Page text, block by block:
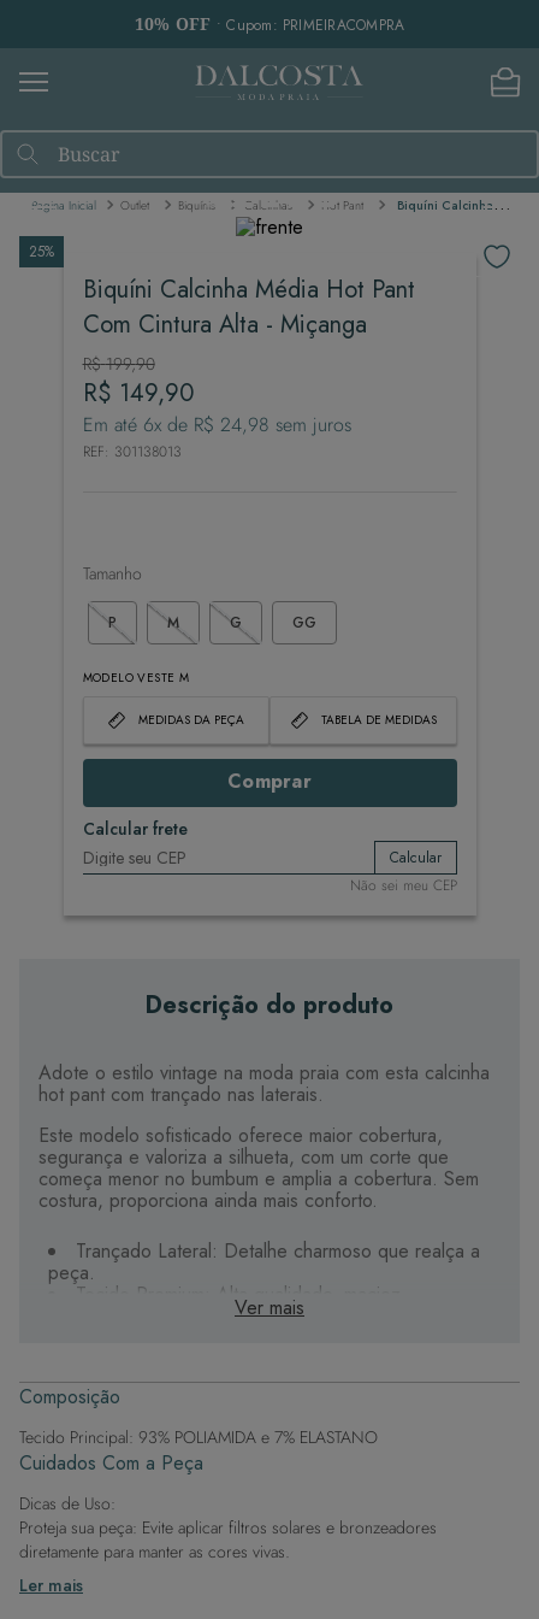
10% OFF • Cupom: PRIMEIRACOMPRA
Buscar
Outlet Biquínis Calcinhas Hot Pant Biquíni Calcinha Média Hot Pant Com Cintura Alta - Miçanga
25%
Biquíni Calcinha Média Hot Pant
Com Cintura Alta - Miçanga
R$ 199,90
R$ 149,90
Em até 6x de R$ 24,98 sem juros
REF: 301138013
Tamanho
P M G GG
MODELO VESTE M
MEDIDAS DA PEÇA TABELA DE MEDIDAS
Comprar
Calcular frete
Calcular
Não sei meu CEP
Descrição do produto
Adote o estilo vintage na moda praia com esta calcinha
hot pant com trançado nas laterais.
Este modelo sofisticado oferece maior cobertura,
segurança e valoriza a silhueta, com um corte que
começa menor no bumbum e amplia a cobertura. Sem
costura, proporciona ainda mais conforto.
Trançado Lateral: Detalhe charmoso que realça a
peça.
Tecido Premium: Alta qualidade, maciez,
durabilidade e secagem rápida. O forro é duplo, feito
interna, proporcionando ainda mais conforto.
Exclusividade: Detalhes personalizados que tornam
sua peça única.
A escolha certa para aproveitar o calor com beleza e
bem-estar.
Ver mais
Composição
Tecido Principal: 93% POLIAMIDA e 7% ELASTANO
Cuidados Com a Peça
Dicas de Uso:
Proteja sua peça: Evite aplicar filtros solares e bronzeadores
diretamente para manter as cores vivas.
Após a piscina: Lembre-se de que o cloro pode desgastar o tecido,
então enxague após sair da água.
Ler mais